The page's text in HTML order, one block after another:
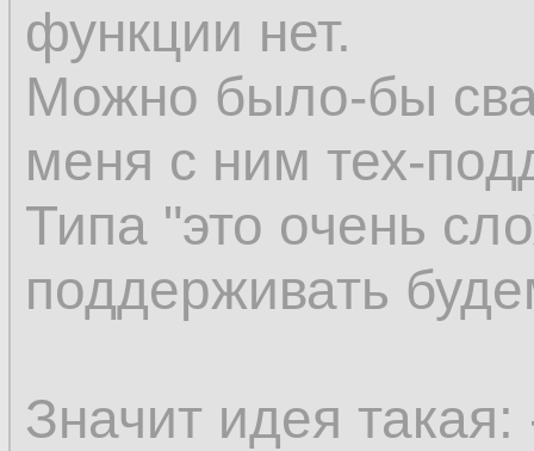
функции нет.
Можно было-бы
меня с ним тех-
Типа "это очень
поддерживать
Значит идея